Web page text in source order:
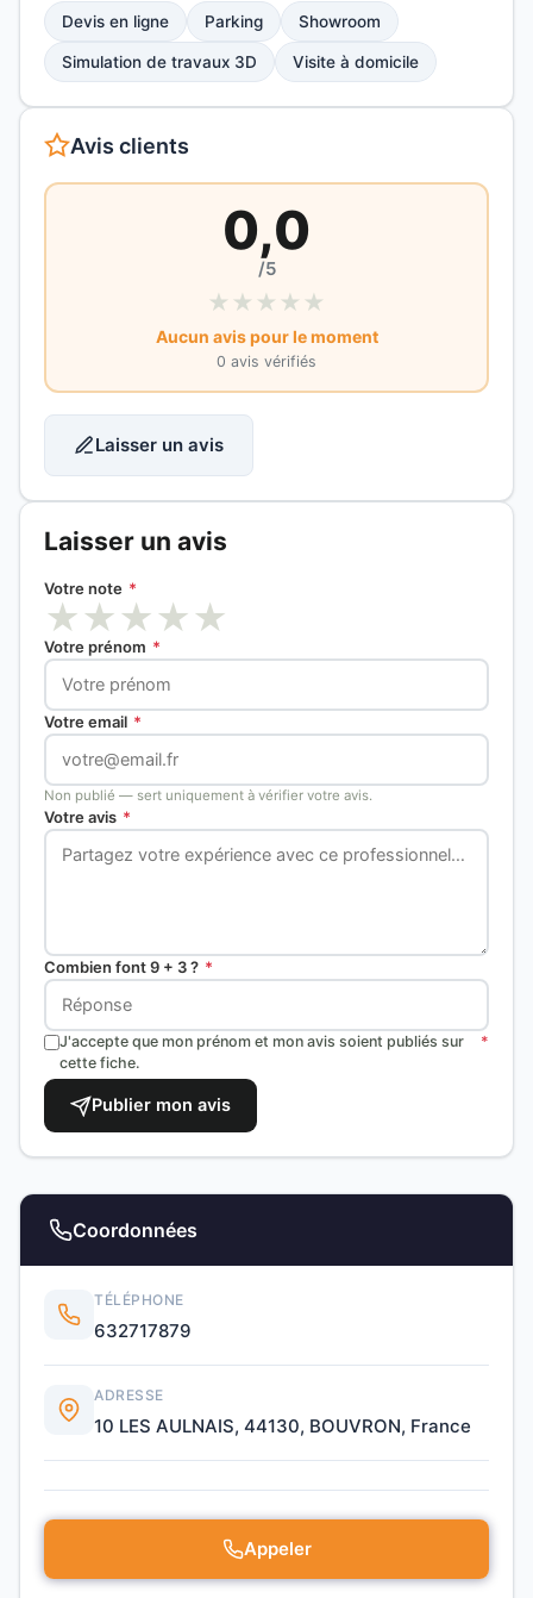
Devis en ligne Parking Showroom
Simulation de travaux 3D Visite à domicile
Avis clients
0,0
/5
★ ★ ★ ★ ★
Aucun avis pour le moment
0 avis vérifiés
Laisser un avis
Laisser un avis
Votre note *
★★★★★
Votre prénom *
Votre email *
Non publié — sert uniquement à vérifier votre avis.
Votre avis *
Combien font 9 + 3 ? *
J'accepte que mon prénom et mon avis soient publiés sur
cette fiche.
*
Publier mon avis
Coordonnées
TÉLÉPHONE
632717879
ADRESSE
10 LES AULNAIS, 44130, BOUVRON, France
Appeler